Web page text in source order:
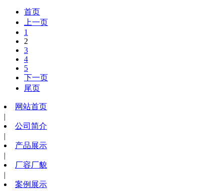
首页
上一页
1
2
3
4
5
下一页
尾页
网站首页
|
公司简介
|
产品展示
|
厂容厂貌
|
案例展示